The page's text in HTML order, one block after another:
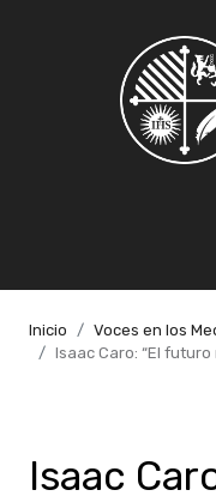
Inicio
Voces en los
Isaac Caro: “El
Isaac